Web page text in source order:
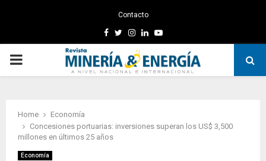
Contacto
Facebook
TwitterInstagram
LinkedinYoutube
PRIMARY
Home
Economía
Concesiones portuarias: inversiones superan los US$ 3,500
millones en últimos 25 años
Economía